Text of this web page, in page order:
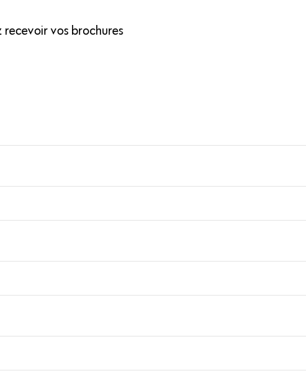
vos brochures